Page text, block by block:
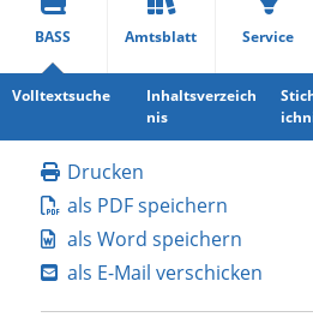
BASS Amtsblatt Service
Volltextsuche
Inhaltsverzeich
nis
Drucken
als PDF speichern
als Word speichern
als E-Mail verschicken